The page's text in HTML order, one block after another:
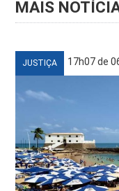
MAIS
JUSTIÇA 17h07 de